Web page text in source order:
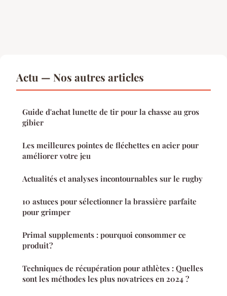
Actu — Nos autres articles
Guide d'achat lunette de tir pour la chasse au gros
gibier
Les meilleures pointes de fléchettes en acier pour
améliorer votre jeu
Actualités et analyses incontournables sur le rugby
10 astuces pour sélectionner la brassière parfaite
pour grimper
Primal supplements : pourquoi consommer ce
produit ?
Techniques de récupération pour athlètes : Quelles
sont les méthodes les plus novatrices en 2024 ?